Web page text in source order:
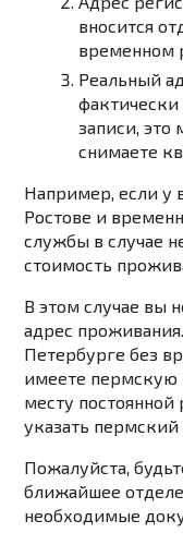
вносится
временном
Реальный
записи,
снимаете
Например, если у
Ростове и
службы в случае
стоимость
В этом случае вы
адрес
Петербурге без
имеете пермскую
месту
указать пермский
Пожалуйста,
ближайшее
необходимые